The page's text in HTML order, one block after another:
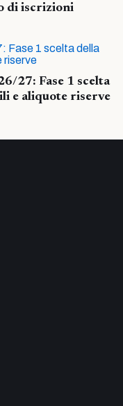
di iscrizioni
27: Fase 1 scelta
e aliquote riserve